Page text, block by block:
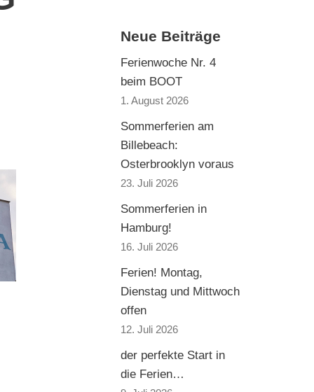
Neue Beiträge
Ferienwoche Nr. 4
beim BOOT
1. August 2026
Sommerferien am
Billebeach:
Osterbrooklyn voraus
23. Juli 2026
Sommerferien in
Hamburg!
16. Juli 2026
Ferien! Montag,
Dienstag und Mittwoch
offen
12. Juli 2026
der perfekte Start in
die Ferien…